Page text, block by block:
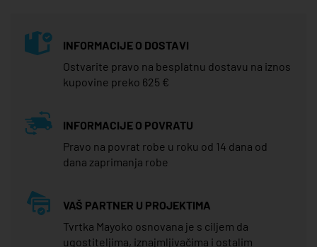
INFORMACIJE O DOSTAVI
Ostvarite pravo na besplatnu dostavu na iznos
kupovine preko 625 €
INFORMACIJE O POVRATU
Pravo na povrat robe u roku od 14 dana od
dana zaprimanja robe
VAŠ PARTNER U PROJEKTIMA
Tvrtka Mayoko osnovana je s ciljem da
ugostiteljima, iznajmljivačima i ostalim